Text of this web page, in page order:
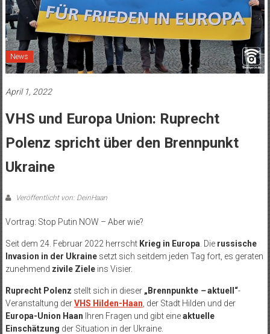
News
April 1, 2022
VHS und Europa Union: Ruprecht
Polenz spricht über den Brennpunkt
Ukraine
Veröffentlicht von: DeinHaan
Vortrag: Stop Putin NOW – Aber wie?
Seit dem 24. Februar 2022 herrscht Krieg in Europa . Die russische
Invasion in der Ukrainesetzt sich seitdem jeden Tag fort, es geraten
zunehmend zivile Zieleins Visier.
Ruprecht Polenz stellt sich in dieser „Brennpunkte –aktuell“-
Veranstaltung derVHS Hilden-Haan , der Stadt Hilden und der
Europa-Union Haan Ihren Fragen und gibt eineaktuelle
Einschätzung der Situation in der Ukraine.